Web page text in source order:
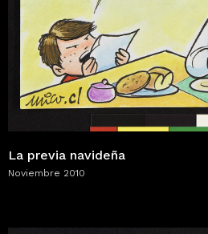
La previa navideña
Noviembre 2010